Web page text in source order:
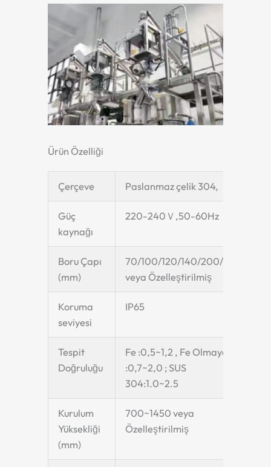
Ürün Özelliği
Çerçeve Paslanmaz çelik 304,
Güç
kaynağı
220-240Ｖ,50-60Hz
Boru Çapı
(mm)
70/100/120/140/200/250
veya Özelleştirilmiş
Koruma
seviyesi
IP65
Tespit
Doğruluğu
Fe :0,5~1,2 , Fe Olmayan
:0,7~2,0 ; SUS
304:1.0~2.5
Kurulum
Yüksekliği
(mm)
700~1450 veya
Özelleştirilmiş